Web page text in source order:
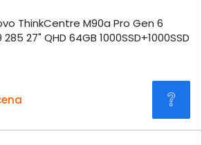
ThinkCentre M90a Pro Gen 6
27" QHD 64GB 1000SSD+1000SSD